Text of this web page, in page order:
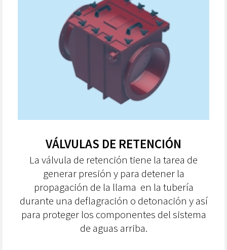
VÁLVULAS DE RETENCIÓN
La válvula de retención tiene la tarea de
generar presión y para detener la
propagación de la llama en la tubería
durante una deflagración o detonación y así
para proteger los componentes del sistema
de aguas arriba.